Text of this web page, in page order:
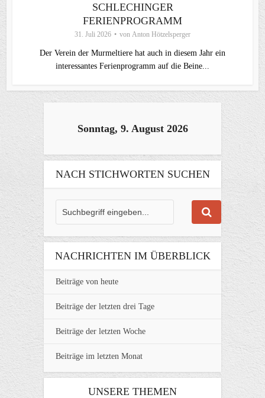
SCHLECHINGER
FERIENPROGRAMM
31. Juli 2026 von Anton Hötzelsperger
Der Verein der Murmeltiere hat auch in diesem Jahr ein
interessantes Ferienprogramm auf die Beine...
Sonntag, 9. August 2026
NACH STICHWORTEN SUCHEN
NACHRICHTEN IM ÜBERBLICK
Beiträge von heute
Beiträge der letzten drei Tage
Beiträge der letzten Woche
Beiträge im letzten Monat
UNSERE THEMEN